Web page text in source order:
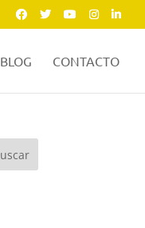
BLOG CONTACTO